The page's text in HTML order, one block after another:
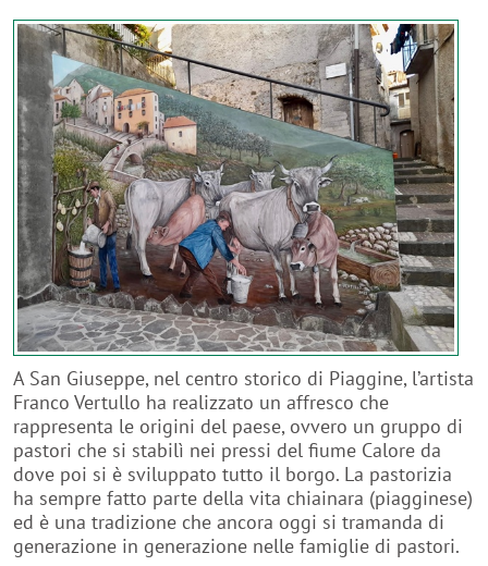
A San Giuseppe, nel centro storico di Piaggine, l’artista
Franco Vertullo ha realizzato un affresco che
rappresenta le origini del paese, ovvero un gruppo di
pastori che si stabilì nei pressi del fiume Calore da
dove poi si è sviluppato tutto il borgo. La pastorizia
ha sempre fatto parte della vita chiainara (piagginese)
ed è una tradizione che ancora oggi si tramanda di
generazione in generazione nelle famiglie di pastori.